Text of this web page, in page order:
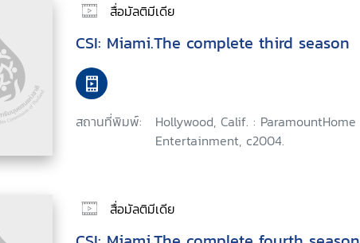
สื่อมัลติมีเดีย
CSI: Miami.The complete third season
สถานที่พิมพ์:
Hollywood, Calif. : ParamountHome
Entertainment, c2004.
สื่อมัลติมีเดีย